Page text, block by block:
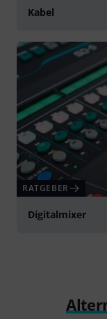
Kabel
RATGEBER
Digitalmixer